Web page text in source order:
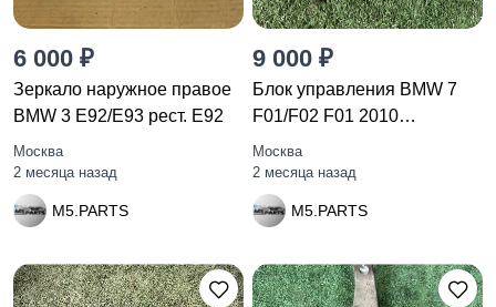
6 000 ₽
Зеркало наружное правое
BMW 3 E92/E93 рест. E92
Москва
2 месяца назад
M5.PARTS
9 000 ₽
Блок управления BMW 7
F01/F02 F01 2010
61359230943
Москва
2 месяца назад
M5.PARTS